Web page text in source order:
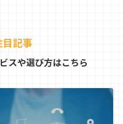
目記事
スや選び方はこちら